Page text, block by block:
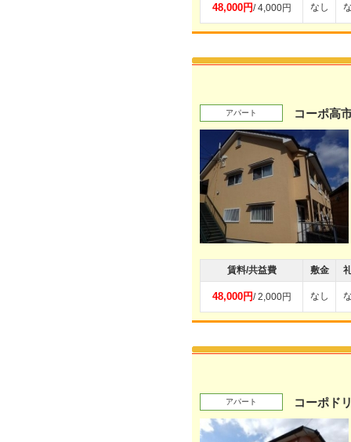
48,000円/ 4,000円 なし
アパート コーポ高
賃料/共益費 敷金
48,000円/ 2,000円 なし
アパート コーポド